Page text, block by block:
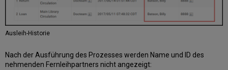
Ausleih-Historie
Nach der Ausführung des Prozesses werden Name und ID des
nehmenden Fernleihpartners nicht angezeigt: